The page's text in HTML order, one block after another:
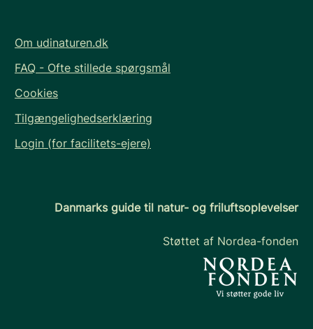
Om udinaturen.dk
FAQ - Ofte stillede spørgsmål
Cookies
Tilgængelighedserklæring
Login (for facilitets-ejere)
Danmarks guide til natur- og friluftsoplevelser
Støttet af Nordea-fonden